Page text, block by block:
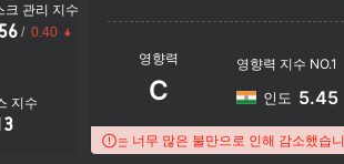
지수
크 관리 지수
/ 0.40
영향력
C
영향력 지수 NO.1
인도 5.45
의 WikiFX 점수는 너무 많은 불만으로 인해 감소했습니다!